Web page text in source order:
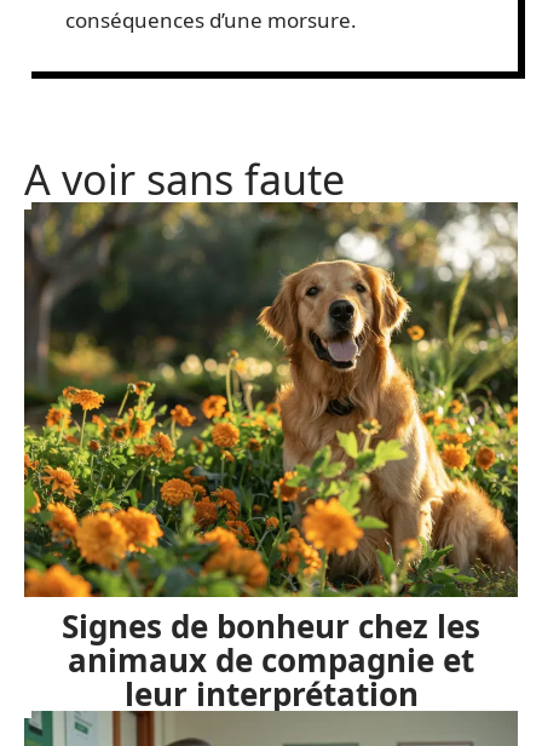
conséquences d’une morsure.
A voir sans faute
Signes de bonheur chez les
animaux de compagnie et
leur interprétation